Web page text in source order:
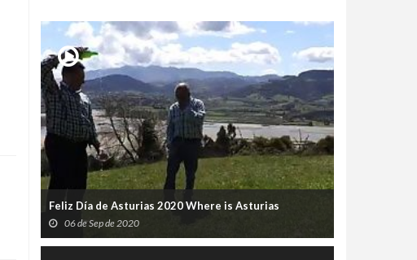
Feliz Día de Asturias 2020 Where is Asturias
06 de Sep de 2020